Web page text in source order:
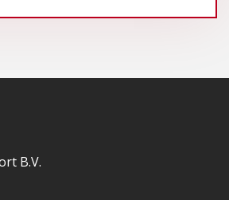
B.V.